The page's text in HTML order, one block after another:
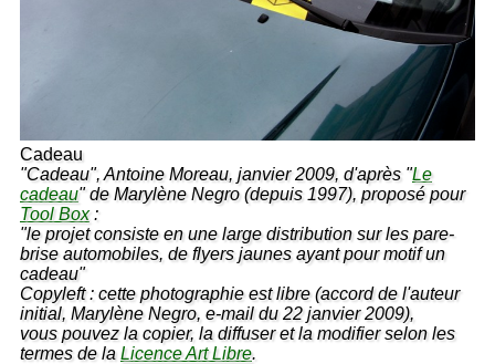
Cadeau
"Cadeau", Antoine Moreau, janvier 2009, d'après "Le
cadeau" de Marylène Negro (depuis 1997), proposé pour
Tool Box:
"le projet consiste en une large distribution sur les pare-
brise automobiles, de flyers jaunes ayant pour motif un
cadeau"
Copyleft : cette photographie est libre (accord de l'auteur
initial, Marylène Negro, e-mail du 22 janvier 2009),
vous pouvez la copier, la diffuser et la modifier selon les
termes de laLicence Art Libre.